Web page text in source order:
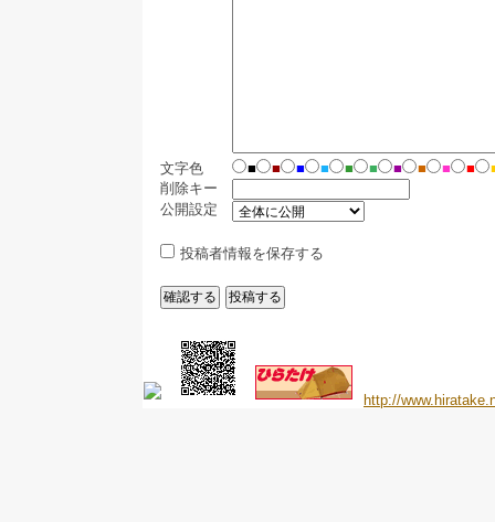
文字色 ■ ■ ■ ■ ■ ■ ■ ■ ■ ■
削除キー
公開設定
投稿者情報を保存する
http://